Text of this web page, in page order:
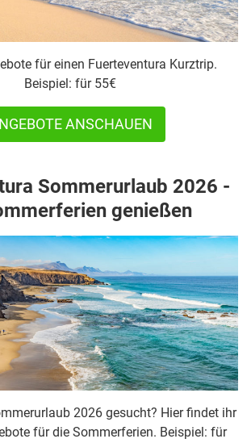
für einen Fuerteventura Kurztrip.
Beispiel: für 55€
ANSCHAUEN
Sommerurlaub 2026 -
genießen
2026 gesucht? Hier findet ihr
für die Sommerferien. Beispiel: für